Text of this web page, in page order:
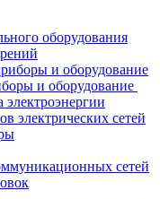
оборудования
и оборудование
электроэнергии
электрических сетей
сетей